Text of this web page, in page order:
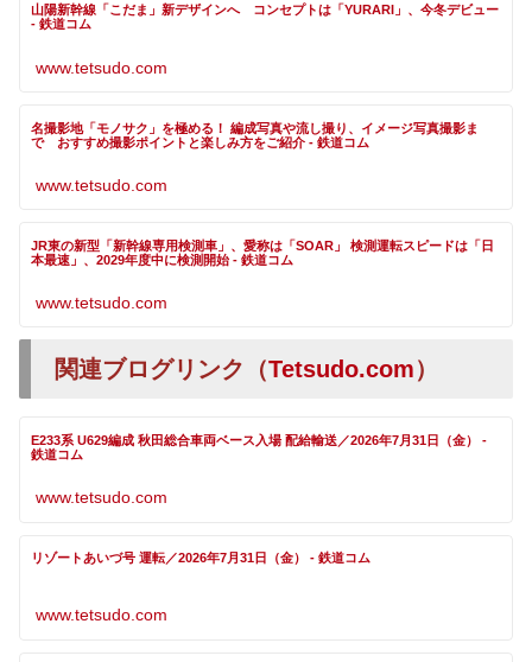
山陽新幹線「こだま」新デザインへ コンセプトは「YURARI」、今冬デビュー
- 鉄道コム
www.tetsudo.com
名撮影地「モノサク」を極める！ 編成写真や流し撮り、イメージ写真撮影ま
で おすすめ撮影ポイントと楽しみ方をご紹介 - 鉄道コム
www.tetsudo.com
JR東の新型「新幹線専用検測車」、愛称は「SOAR」 検測運転スピードは「日
本最速」、2029年度中に検測開始 - 鉄道コム
www.tetsudo.com
関連ブログリンク（Tetsudo.com）
E233系 U629編成 秋田総合車両ベース入場 配給輸送／2026年7月31日（金） -
鉄道コム
www.tetsudo.com
リゾートあいづ号 運転／2026年7月31日（金） - 鉄道コム
www.tetsudo.com